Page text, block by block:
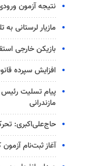
نتیجه آزمون ورودی
مازیار لرستانی
بازیکن خارجی
افزایش سپرده
پیام تسلیت رئیس
مازندرانی
حاج‌علی‌اکبری:
آغاز ثبت‌نام‌